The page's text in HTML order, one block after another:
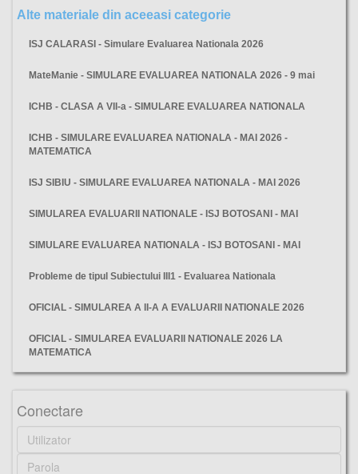
Alte materiale din aceeasi categorie
ISJ CALARASI - Simulare Evaluarea Nationala 2026
MateManie - SIMULARE EVALUAREA NATIONALA 2026 - 9 mai
ICHB - CLASA A VII-a - SIMULARE EVALUAREA NATIONALA
ICHB - SIMULARE EVALUAREA NATIONALA - MAI 2026 -
MATEMATICA
ISJ SIBIU - SIMULARE EVALUAREA NATIONALA - MAI 2026
SIMULAREA EVALUARII NATIONALE - ISJ BOTOSANI - MAI
SIMULARE EVALUAREA NATIONALA - ISJ BOTOSANI - MAI
Probleme de tipul Subiectului III1 - Evaluarea Nationala
OFICIAL - SIMULAREA A II-A A EVALUARII NATIONALE 2026
OFICIAL - SIMULAREA EVALUARII NATIONALE 2026 LA
MATEMATICA
Conectare